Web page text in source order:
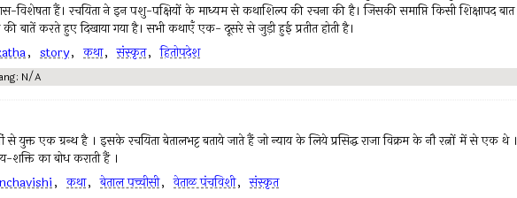
विशेषता हैं। रचयिता ने इन पशु-पक्षियों के माध्यम से कथाशिल्प की रचना की है। जिसकी समाप्ति किसी शिक्षापद बात
बातें करते हुए दिखाया गया है। सभी कथाएँ एक- दूसरे से जुड़ी हुई प्रतीत होती है।
, story, कथा, संस्कृत, हितोपदेश
N/A
युक्त एक ग्रन्थ है । इसके रचयिता बेतालभट्ट बताये जाते हैं जो न्याय के लिये प्रसिद्ध राजा विक्रम के नौ रत्नों में से एक थे ।
शक्ति का बोध कराती हैं ।
, कथा, बेताल पच्चीसी, वेताळ पंचविशी, संस्कृत